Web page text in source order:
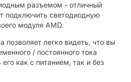
разъемом - отличный
подключить светодиодную
модуля AMD.
позволяет легко видеть, что вы
/ постоянного тока
его как с питанием, так и без